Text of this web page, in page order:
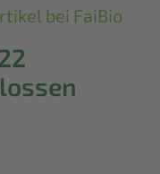
bei FaiBio